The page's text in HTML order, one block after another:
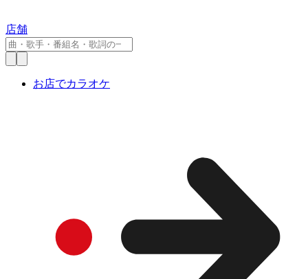
店舗
お店でカラオケ